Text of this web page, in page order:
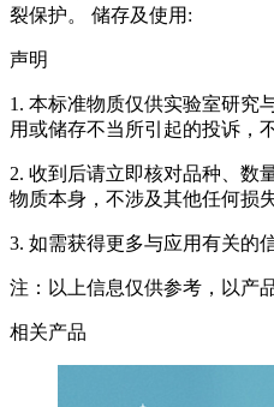
裂保护。 储存及使用:
声明
1. 本标准物质仅供实验室研究
用或储存不当所引起的投诉，
2. 收到后请立即核对品种、数
物质本身，不涉及其他任何损失
3. 如需获得更多与应用有关的
注：以上信息仅供参考，以产
相关产品